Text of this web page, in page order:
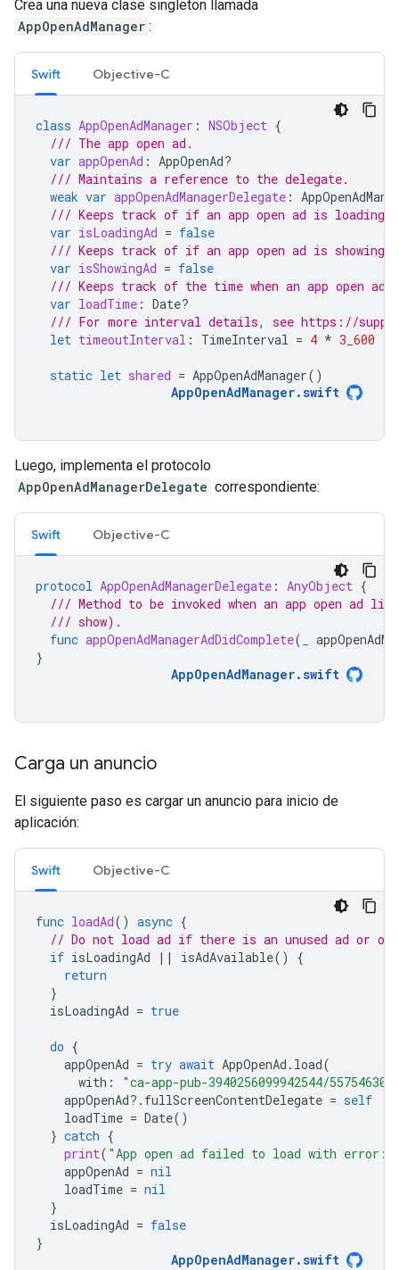
Crea una nueva clase singleton llamada
AppOpenAdManager :
Swift Objective-C
class AppOpenAdManager : NSObject {
/// The app open ad.
var appOpenAd : AppOpenAd?
/// Maintains a reference to the delegate.
weak var appOpenAdManagerDelegate :
/// Keeps track of if an app open ad is loading.
var isLoadingAd = false
/// Keeps track of if an app open ad is showing.
var isShowingAd = false
/// Keeps track of the time when an app open ad
var loadTime : Date?
/// For more interval details, see https://
let timeoutInterval : TimeInterval = 4 * 3_600
static let shared = AppOpenAdManager()
AppOpenAdManager.swift
Luego, implementa el protocolo
AppOpenAdManagerDelegate correspondiente:
Swift Objective-C
protocol AppOpenAdManagerDelegate : AnyObject {
/// Method to be invoked when an app open
/// show).
func appOpenAdManagerAdDidComplete(
}
AppOpenAdManager.swift
Carga un anuncio
El siguiente paso es cargar un anuncio para inicio de
aplicación:
Swift Objective-C
func loadAd() async {
// Do not load ad if there is an unused ad or
if isLoadingAd || isAdAvailable()
{
return
}
isLoadingAd = true
do {
appOpenAd = try await AppOpenAd . load(
with :
"ca-app-pub-3940256099942544/
appOpenAd?. fullScreenContentDelegate = self
loadTime = Date()
} catch {
print( "App open ad failed to load with error:
appOpenAd = nil
loadTime = nil
}
isLoadingAd = false
}
AppOpenAdManager.swift